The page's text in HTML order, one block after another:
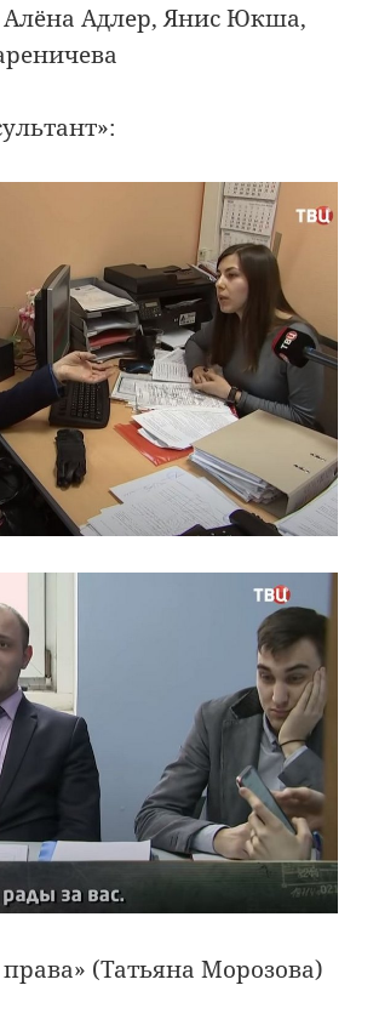
Алёна Адлер, Янис Юкша,
(Татьяна Морозова)